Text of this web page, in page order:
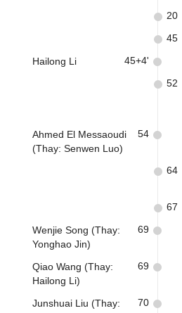
20
45
Hailong Li 45+4'
52
Ahmed El Messaoudi
(Thay: Senwen Luo)
54
64
67
Wenjie Song (Thay:
Yonghao Jin)
69
Qiao Wang (Thay:
Hailong Li)
69
Junshuai Liu (Thay:
70